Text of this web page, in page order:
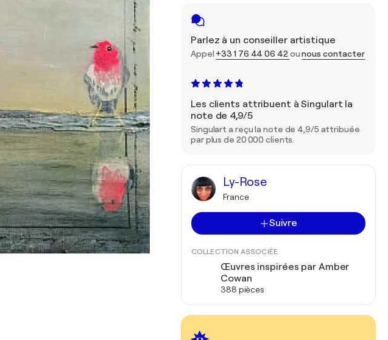
Parlez à un conseiller artistique
Appel +33 1 76 44 06 42 ounous contacter
Les clients attribuent à Singulart la
note de 4,9/5
Singulart a reçu la note de 4,9/5 attribuée
par plus de 20 000 clients.
Ly-Rose
France
Suivre
COLLECTION ASSOCIÉE
Œuvres inspirées par Amber
Cowan
388 pièces